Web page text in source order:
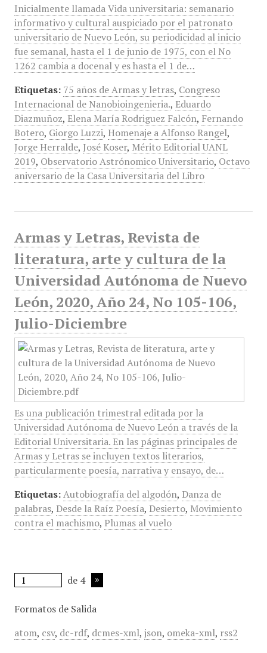
Inicialmente llamada Vida universitaria: semanario
informativo y cultural auspiciado por el patronato
universitario de Nuevo León, su periodicidad al inicio
fue semanal, hasta el 1 de junio de 1975, con el No
1262 cambia a docenal y es hasta el 1 de…
Etiquetas: 75 años de Armas y letras, Congreso
Internacional de Nanobioingenieria., Eduardo
Diazmuñoz, Elena María Rodriguez Falcón, Fernando
Botero, Giorgo Luzzi, Homenaje a Alfonso Rangel,
Jorge Herralde, José Koser, Mérito Editorial UANL
2019, Observatorio Astrónomico Universitario, Octavo
aniversario de la Casa Universitaria del Libro
Armas y Letras, Revista de
literatura, arte y cultura de la
Universidad Autónoma de Nuevo
León, 2020, Año 24, No 105-106,
Julio-Diciembre
Es una publicación trimestral editada por la
Universidad Autónoma de Nuevo León a través de la
Editorial Universitaria. En las páginas principales de
Armas y Letras se incluyen textos literarios,
particularmente poesía, narrativa y ensayo, de…
Etiquetas: Autobiografía del algodón, Danza de
palabras, Desde la Raíz Poesía, Desierto, Movimiento
contra el machismo, Plumas al vuelo
de 4
Formatos de Salida
atom, csv, dc-rdf, dcmes-xml, json, omeka-xml, rss2